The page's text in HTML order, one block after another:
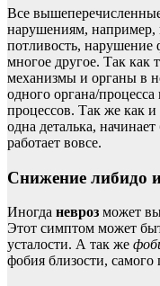
Все
нарушениям, например,
потливость,
многое другое. Так как
механизмы и органы в
одного органа/процесса
процессов. Так же как
одна деталька,
работает вовсе.
Снижение либидо
Иногда невроз может
Этот симптом может
усталости. А так же
фобия близости, самого